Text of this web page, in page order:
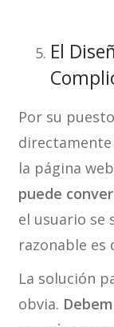
El
Por su
la página
puede
el usuario se
razonable es
La solución
obvia.